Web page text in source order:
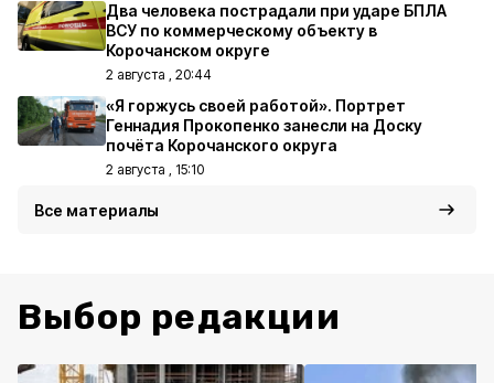
Два человека пострадали при ударе БПЛА
ВСУ по коммерческому объекту в
Корочанском округе
2 августа , 20:44
«Я горжусь своей работой». Портрет
Геннадия Прокопенко занесли на Доску
почёта Корочанского округа
2 августа , 15:10
Все материалы
Выбор редакции